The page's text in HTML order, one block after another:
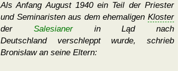
Als Anfang August 1940 ein Teil der Priester
und Seminaristen aus dem ehemaligen Kloster
der Salesianerin Ląd nach
Deutschland verschleppt wurde, schrieb
Bronisław an seine Eltern: